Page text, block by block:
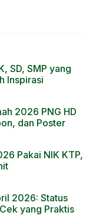
SD, SMP yang
Inspirasi
2026 PNG HD
dan Poster
Pakai NIK KTP,
2026: Status
yang Praktis